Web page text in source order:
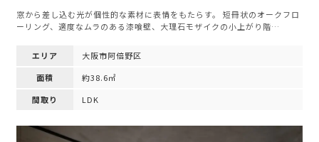
窓から差し込む光が個性的な素材に表情をもたらす。 短冊状のオークフロ
ーリング、適度なムラのある漆喰壁、大理石モザイクの小上がり階…
エリア
大阪市阿倍野区
面積
約38.6㎡
間取り
LDK